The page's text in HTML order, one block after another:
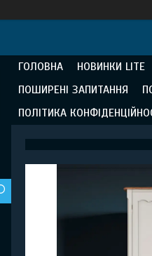
ГОЛОВНА НОВИНКИ LITE
ПОШИРЕНІ ЗАПИТАННЯ
ПОЛІТИКА